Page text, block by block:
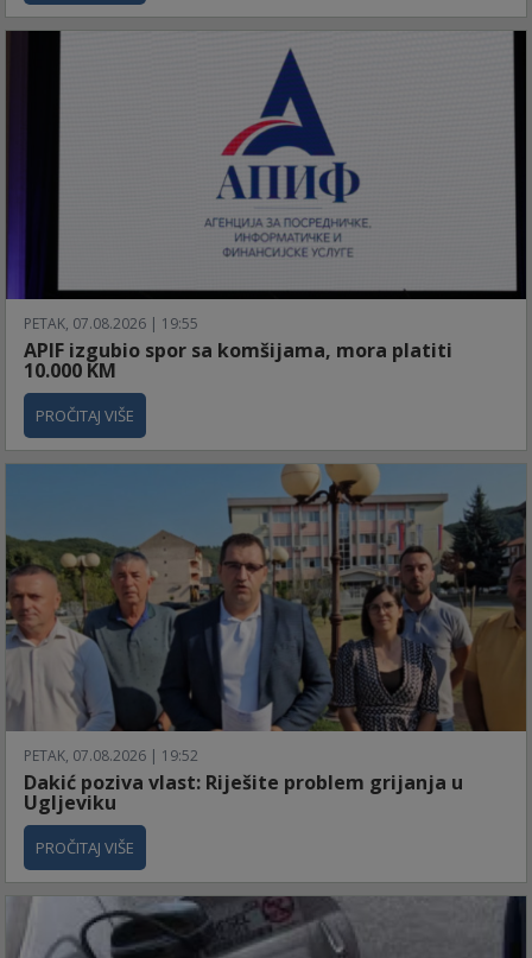
PETAK, 07.08.2026 | 19:55
APIF izgubio spor sa komšijama, mora platiti
10.000 KM
PROČITAJ VIŠE
PETAK, 07.08.2026 | 19:52
Dakić poziva vlast: Riješite problem grijanja u
Ugljeviku
PROČITAJ VIŠE